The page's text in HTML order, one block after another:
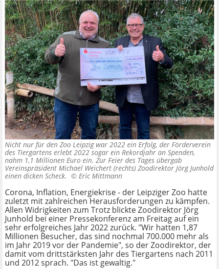
Nicht nur für den Zoo Leipzig war 2022 ein Erfolg, der Förderverein
des Tiergartens erlebt 2022 sogar ein Rekordjahr an Spenden,
nahm 1,1 Millionen Euro ein. Zur Feier des Tages übergab
Vereinspräsident Michael Weichert (rechts) Zoodirektor Jörg Junhold
einen dicken Scheck. © Eric Mittmann
Corona, Inflation, Energiekrise - der Leipziger Zoo hatte
zuletzt mit zahlreichen Herausforderungen zu kämpfen.
Allen Widrigkeiten zum Trotz blickte Zoodirektor Jörg
Junhold bei einer Pressekonferenz am Freitag auf ein
sehr erfolgreiches Jahr 2022 zurück. "Wir hatten 1,87
Millionen Besucher, das sind nochmal 700.000 mehr als
im Jahr 2019 vor der Pandemie", so der Zoodirektor, der
damit vom drittstärksten Jahr des Tiergartens nach 2011
und 2012 sprach. "Das ist gewaltig."